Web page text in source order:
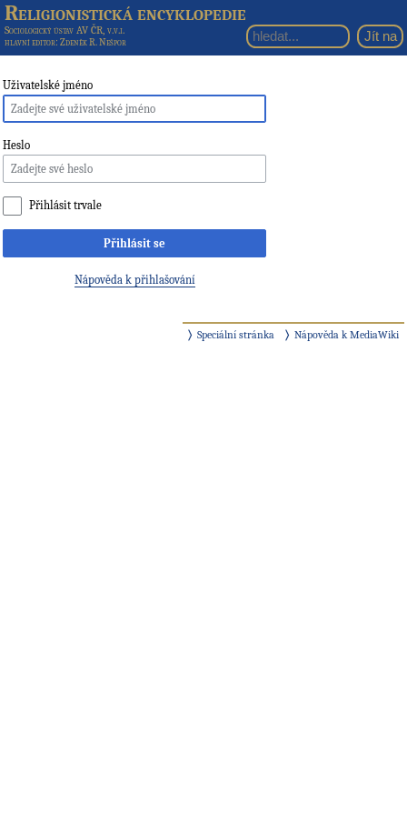
Religionistická encyklopedie
Sociologický ústav AV ČR, v.v.i.
hlavní editor: Zdeněk R. Nešpor
Uživatelské jméno
Heslo
Přihlásit trvale
Přihlásit se
Nápověda k přihlašování
Speciální stránka Nápověda k MediaWiki